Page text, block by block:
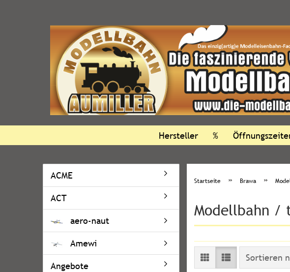
Hersteller %
Startseite » Brawa »
Modellbahn /
Sortieren
Sortieren
ACME
ACT
aero-naut
Amewi
Angebote